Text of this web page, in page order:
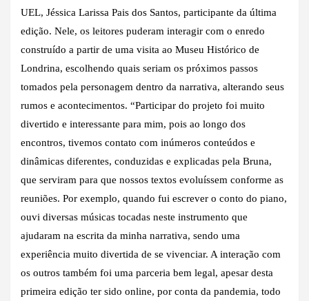
UEL, Jéssica Larissa Pais dos Santos, participante da última
edição. Nele, os leitores puderam interagir com o enredo
construído a partir de uma visita ao Museu Histórico de
Londrina, escolhendo quais seriam os próximos passos
tomados pela personagem dentro da narrativa, alterando seus
rumos e acontecimentos. “Participar do projeto foi muito
divertido e interessante para mim, pois ao longo dos
encontros, tivemos contato com inúmeros conteúdos e
dinâmicas diferentes, conduzidas e explicadas pela Bruna,
que serviram para que nossos textos evoluíssem conforme as
reuniões. Por exemplo, quando fui escrever o conto do piano,
ouvi diversas músicas tocadas neste instrumento que
ajudaram na escrita da minha narrativa, sendo uma
experiência muito divertida de se vivenciar. A interação com
os outros também foi uma parceria bem legal, apesar desta
primeira edição ter sido online, por conta da pandemia, todo